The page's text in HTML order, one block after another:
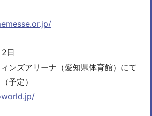
日
ンズアリーナ（愛知県体育館）にて
予定）